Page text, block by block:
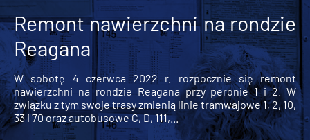
Remont nawierzchni na rondzie
Reagana
W sobotę 4 czerwca 2022 r. rozpocznie się remont
nawierzchni na rondzie Reagana przy peronie 1 i 2. W
związku z tym swoje trasy zmienią linie tramwajowe 1, 2, 10,
33 i 70 oraz autobusowe C, D, 111,...